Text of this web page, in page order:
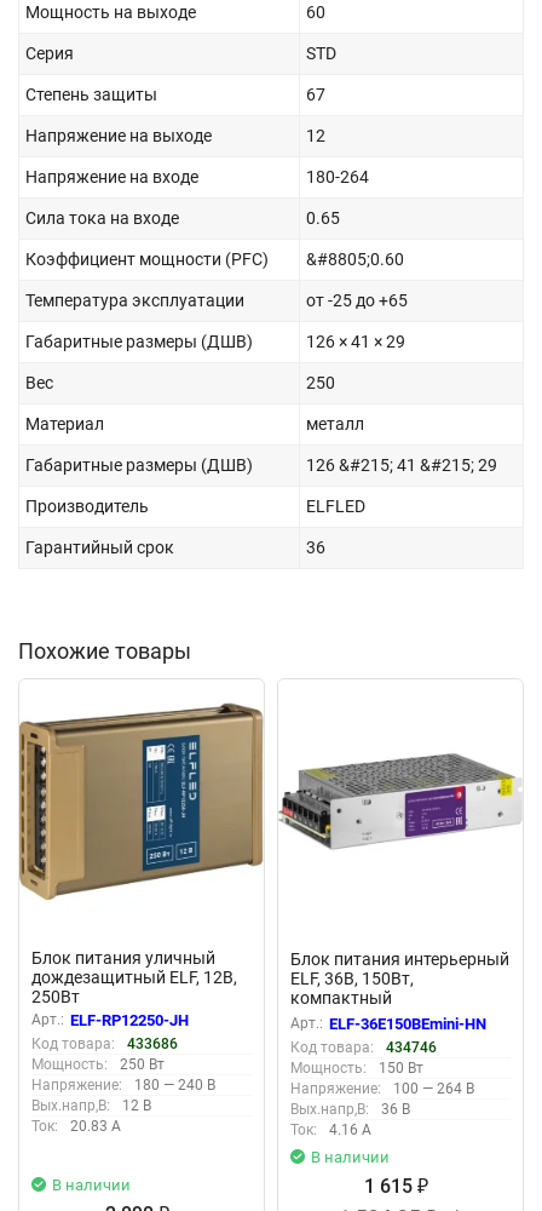
Мощность на выходе 60
Серия STD
Степень защиты 67
Напряжение на выходе 12
Напряжение на входе 180-264
Сила тока на входе 0.65
Коэффициент мощности (PFC) &#8805;0.60
Температура эксплуатации от -25 до +65
Габаритные размеры (ДШВ) 126 × 41 × 29
Вес 250
Материал металл
Габаритные размеры (ДШВ) 126 &#215; 41 &#215; 29
Производитель ELFLED
Гарантийный срок 36
Похожие товары
Блок питания уличный
дождезащитный ELF, 12В,
250Вт
Арт.: ELF-RP12250-JH
Код товара:
433686
Мощность:
250 Вт
Напряжение:
180 — 240 В
Вых.напр,В:
12 В
Ток:
20.83 А
В наличии
Блок питания интерьерный
ELF, 36В, 150Вт,
компактный
металлический
перфорированный корпус
(HN)
Арт.: ELF-36E150BEmini-HN
Код товара:
434746
Мощность:
150 Вт
Напряжение:
100 — 264 В
Вых.напр,В:
36 В
Ток:
4.16 А
В наличии
1 615 ₽